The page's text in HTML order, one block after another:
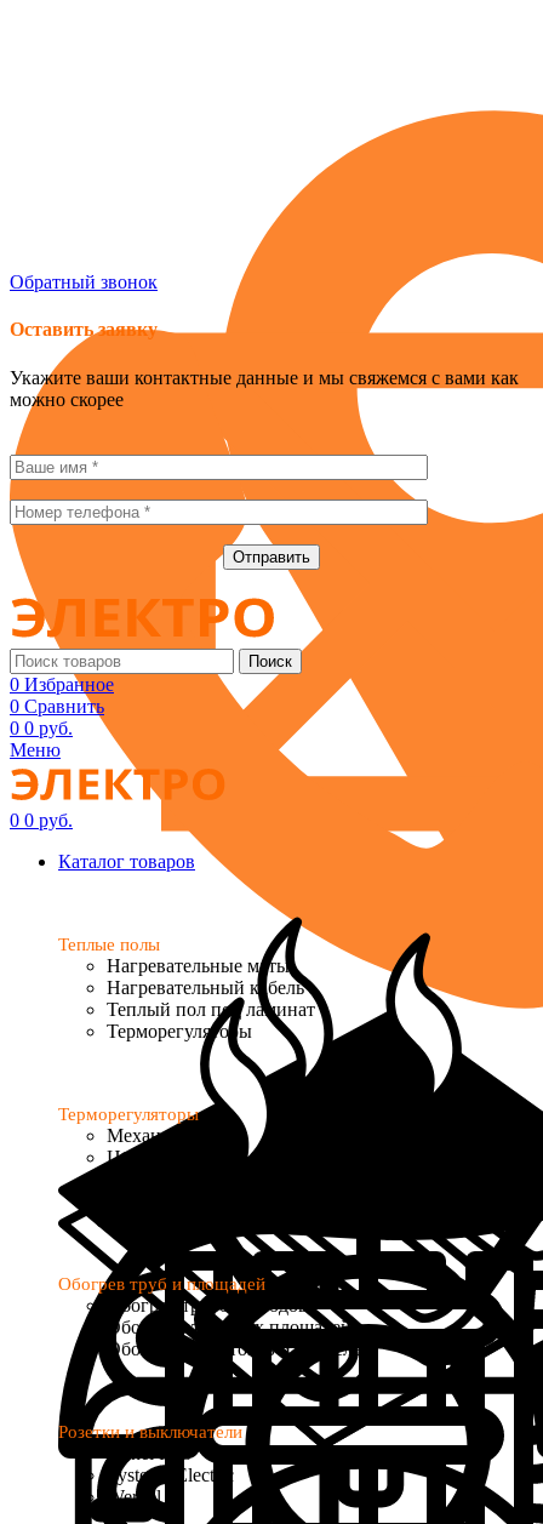
Обратный звонок
Оставить заявку
Укажите ваши контактные данные и мы свяжемся с вами как
можно скорее
Поиск
0 Избранное
0 Сравнить
0 0 руб.
Меню
0 0 руб.
Каталог товаров
Теплые полы
Нагревательные маты
Нагревательный кабель
Теплый пол под ламинат
Терморегуляторы
Терморегуляторы
Механические
Цифровые
Обогрев труб и площадей
Обогрев трубопроводов
Обогрев открытых площадей
Обогрев водостоков и кровель
Розетки и выключатели
Donel R98
Systeme Electric
Werkel